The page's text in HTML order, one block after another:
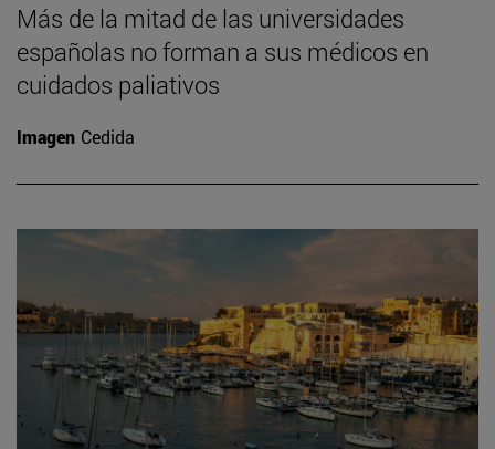
Más de la mitad de las universidades
españolas no forman a sus médicos en
cuidados paliativos
Imagen Cedida